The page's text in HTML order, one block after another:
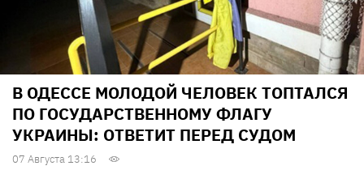
В ОДЕССЕ МОЛОДОЙ ЧЕЛОВЕК ТОПТАЛСЯ
ПО ГОСУДАРСТВЕННОМУ ФЛАГУ
УКРАИНЫ: ОТВЕТИТ ПЕРЕД СУДОМ
07 Августа 13:16